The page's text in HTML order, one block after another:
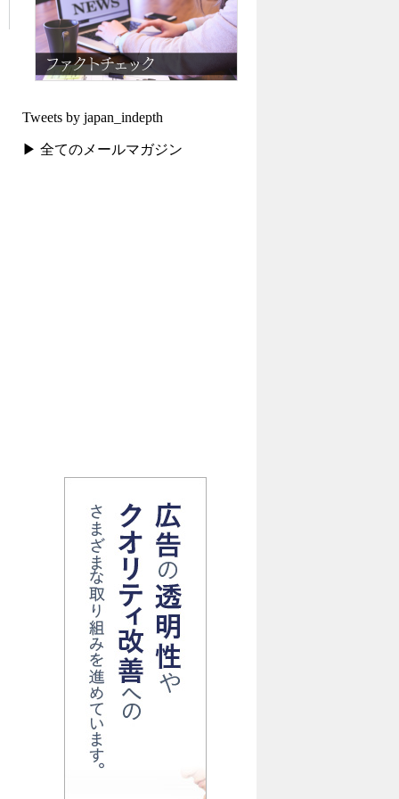
Tweets by japan_indepth
▶ 全てのメールマガジン